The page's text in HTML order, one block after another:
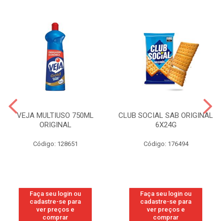
VEJA MULTIUSO 750ML
ORIGINAL
Código: 128651
Faça seu login ou
cadastre-se para
ver preços e
comprar
CLUB SOCIAL SAB ORIGINAL
6X24G
Código: 176494
Faça seu login ou
cadastre-se para
ver preços e
comprar